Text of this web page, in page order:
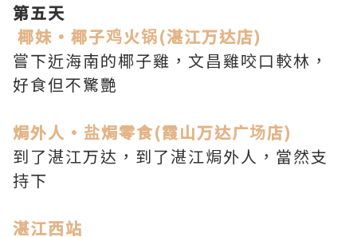
第五天
椰妹·椰子鸡火锅(湛江万达店)
嘗下近海南的椰子雞，文昌雞咬口較林，
好食但不驚艷
焗外人·盐焗零食(霞山万达广场店)
到了湛江万达，到了湛江焗外人，當然支
持下
湛江西站